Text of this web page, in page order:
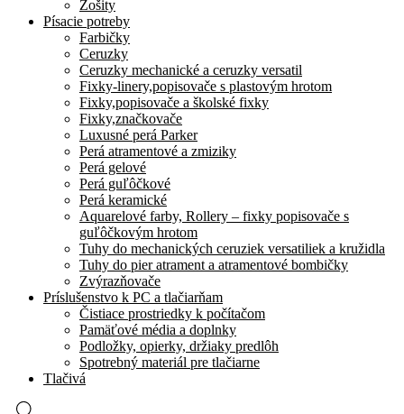
Zošity
Písacie potreby
Farbičky
Ceruzky
Ceruzky mechanické a ceruzky versatil
Fixky-linery,popisovače s plastovým hrotom
Fixky,popisovače a školské fixky
Fixky,značkovače
Luxusné perá Parker
Perá atramentové a zmiziky
Perá gelové
Perá guľôčkové
Perá keramické
Aquarelové farby, Rollery – fixky popisovače s
guľôčkovým hrotom
Tuhy do mechanických ceruziek versatiliek a kružidla
Tuhy do pier atrament a atramentové bombičky
Zvýrazňovače
Príslušenstvo k PC a tlačiarňam
Čistiace prostriedky k počítačom
Pamäťové média a doplnky
Podložky, opierky, držiaky predlôh
Spotrebný materiál pre tlačiarne
Tlačivá